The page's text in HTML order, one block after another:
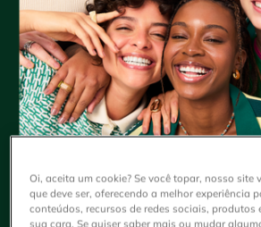
Oi, aceita um cookie? Se você topar, nosso site
que deve ser, oferecendo a melhor experiência
conteúdos, recursos de redes sociais, produtos
sua cara. Se quiser saber mais ou mudar